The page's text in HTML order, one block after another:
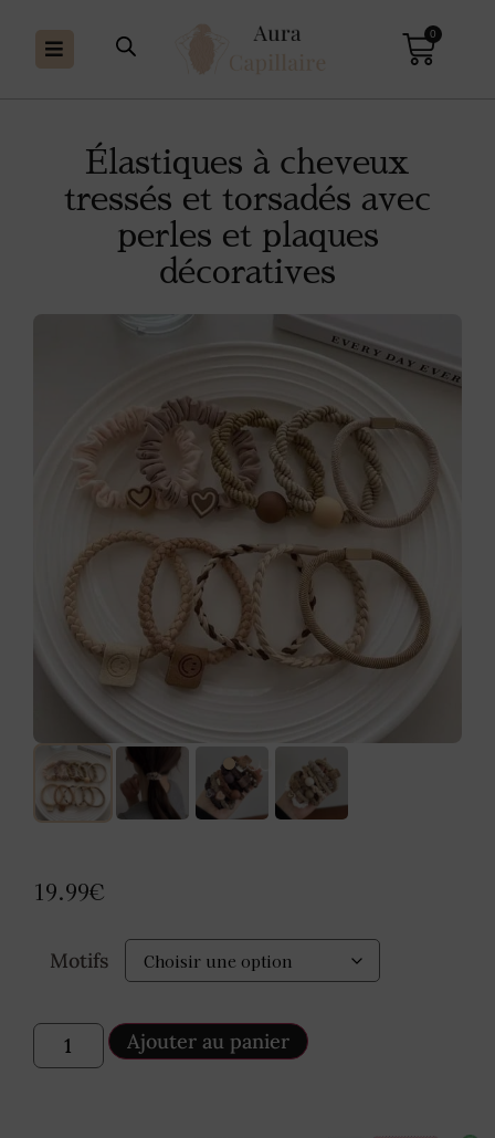
0
Élastiques à cheveux
tressés et torsadés avec
perles et plaques
décoratives
19.99€
Motifs
Ajouter au panier